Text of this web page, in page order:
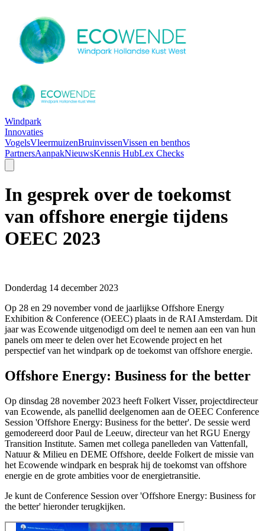
Windpark
Innovaties
VogelsVleermuizenBruinvissenVissen en benthos
PartnersAanpakNieuwsKennis HubLex Checks
In gesprek over de toekomst
van offshore energie tijdens
OEEC 2023
Donderdag 14 december 2023
Op 28 en 29 november vond de jaarlijkse Offshore Energy
Exhibition & Conference (OEEC) plaats in de RAI Amsterdam. Dit
jaar was Ecowende uitgenodigd om deel te nemen aan een van hun
panels om meer te delen over het Ecowende project en het
perspectief van het windpark op de toekomst van offshore energie.
Offshore Energy: Business for the better
Op dinsdag 28 november 2023 heeft Folkert Visser, projectdirecteur
van Ecowende, als panellid deelgenomen aan de OEEC Conference
Session 'Offshore Energy: Business for the better'. De sessie werd
gemodereerd door Paul de Leeuw, directeur van het RGU Energy
Transition Institute. Samen met collega panelleden van Vattenfall,
Natuur & Milieu en DEME Offshore, deelde Folkert de missie van
het Ecowende windpark en besprak hij de toekomst van offshore
energie en de grote ambities voor de energietransitie.
Je kunt de Conference Session over 'Offshore Energy: Business for
the better' hieronder terugkijken.